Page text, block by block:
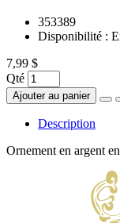
353389
Disponibilité :
7,99 $
Qté
Ajouter au panier
Description
Ornement en argent